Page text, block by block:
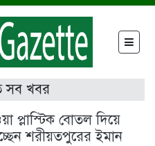
সব খবর
প্লাস্টিক বোতল দিয়ে
শরীয়তপুরের ইমান